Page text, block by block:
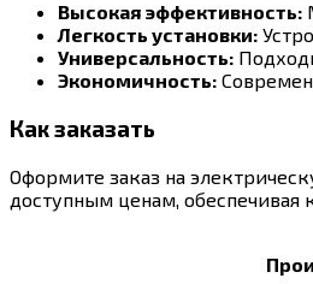
Высокая эффективность:
Легкость установки:
Универсальность:
Экономичность:
Как заказать
Оформите заказ на
доступным ценам, обеспечивая